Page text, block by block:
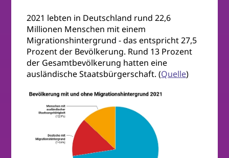
2021 lebten in Deutschland rund 22,6
Millionen Menschen mit einem
Migrationshintergrund - das entspricht 27,5
Prozent der Bevölkerung. Rund 13 Prozent
der Gesamtbevölkerung hatten eine
ausländische Staatsbürgerschaft. (Quelle)